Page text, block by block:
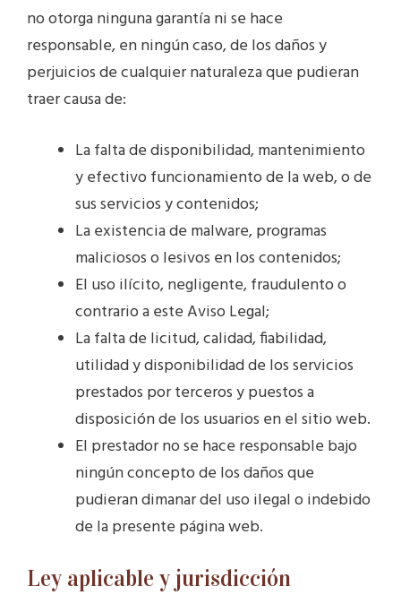
no otorga ninguna garantía ni se hace
responsable, en ningún caso, de los daños y
perjuicios de cualquier naturaleza que pudieran
traer causa de:
La falta de disponibilidad, mantenimiento
y efectivo funcionamiento de la web, o de
sus servicios y contenidos;
La existencia de malware, programas
maliciosos o lesivos en los contenidos;
El uso ilícito, negligente, fraudulento o
contrario a este Aviso Legal;
La falta de licitud, calidad, fiabilidad,
utilidad y disponibilidad de los servicios
prestados por terceros y puestos a
disposición de los usuarios en el sitio web.
El prestador no se hace responsable bajo
ningún concepto de los daños que
pudieran dimanar del uso ilegal o indebido
de la presente página web.
Ley aplicable y jurisdicción